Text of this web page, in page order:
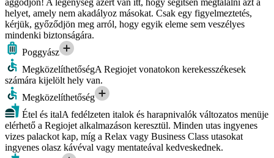
helyet, amely nem akadályoz másokat. Csak egy figyelmeztetés,
kérjük, győződjön meg arról, hogy egyik eleme sem veszélyes
mindenki biztonságára.
Poggyász
MegközelíthetőségA Regiojet vonatokon kerekesszékesek
számára kijelölt hely van.
Megközelíthetőség
Étel és italA fedélzeten italok és harapnivalók változatos menüje
elérhető a Regiojet alkalmazáson keresztül. Minden utas ingyenes
vizes palackot kap, míg a Relax vagy Business Class utasokat
ingyenes olasz kávéval vagy mentateával kedveskednek.